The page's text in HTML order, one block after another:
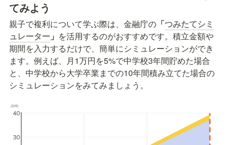
てみよう
親子で複利について学ぶ際は、金融庁の 「つみたてシミ
ュレーター 」 を活用するのがおすすめです。積立金額や
期間を入力するだけで、簡単にシミュレーションができ
ます。例えば、月1万円を5%で中学校3年間貯めた場合
と、中学校から大学卒業までの10年間積み立てた場合の
シミュレーションをみてみましょう。